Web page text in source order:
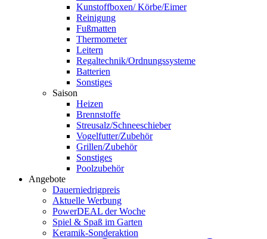
Kunstoffboxen/ Körbe/Eimer
Reinigung
Fußmatten
Thermometer
Leitern
Regaltechnik/Ordnungssysteme
Batterien
Sonstiges
Saison
Heizen
Brennstoffe
Streusalz/Schneeschieber
Vogelfutter/Zubehör
Grillen/Zubehör
Sonstiges
Poolzubehör
Angebote
Dauerniedrigpreis
Aktuelle Werbung
PowerDEAL der Woche
Spiel & Spaß im Garten
Keramik-Sonderaktion